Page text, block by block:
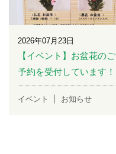
2026年07月23日
【イベント】お盆花のご
予約を受付しています！
イベント お知らせ